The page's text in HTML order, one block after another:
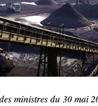
ministres du 30 mai